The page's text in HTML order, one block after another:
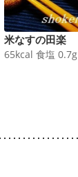
米なすの田楽
65kcal 食塩 0.7g